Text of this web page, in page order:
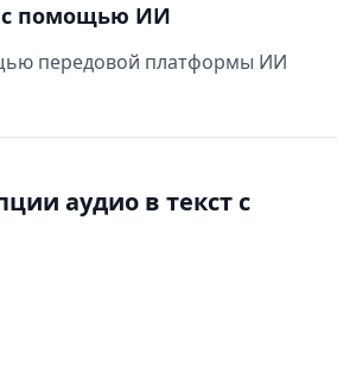
с помощью ИИ
передовой платформы ИИ
аудио в текст с